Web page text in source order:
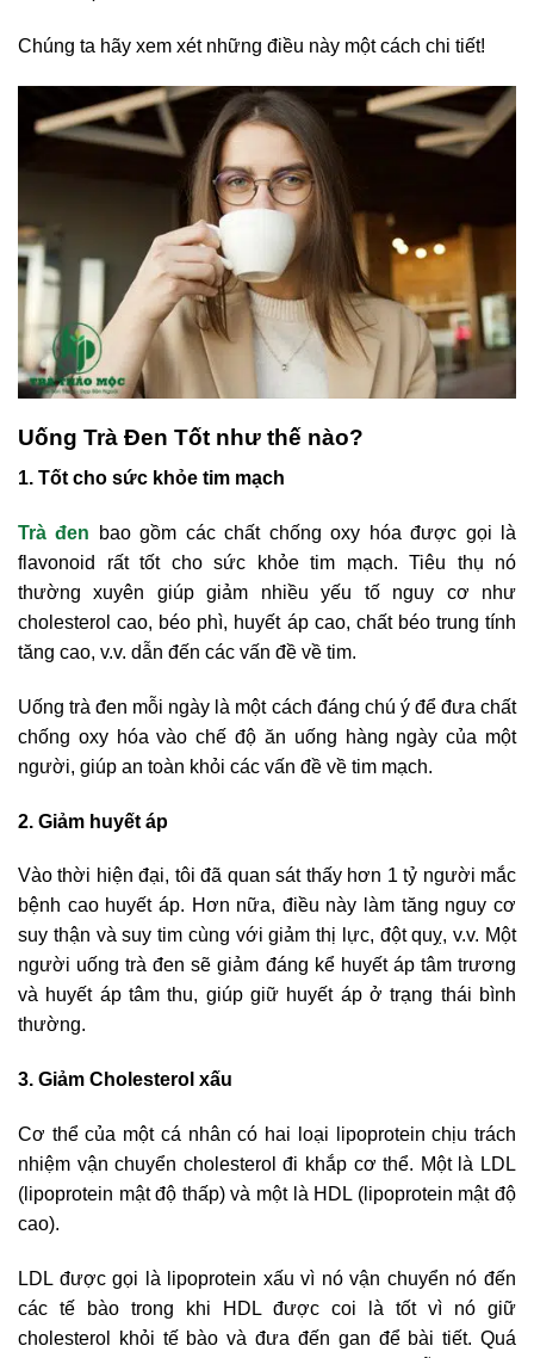
Chúng ta hãy xem xét những điều này một cách chi tiết!
Uống Trà Đen Tốt như thế nào?
1. Tốt cho sức khỏe tim mạch
Trà đen bao gồm các chất chống oxy hóa được gọi là
flavonoid rất tốt cho sức khỏe tim mạch. Tiêu thụ nó
thường xuyên giúp giảm nhiều yếu tố nguy cơ như
cholesterol cao, béo phì, huyết áp cao, chất béo trung tính
tăng cao, v.v. dẫn đến các vấn đề về tim.
Uống trà đen mỗi ngày là một cách đáng chú ý để đưa chất
chống oxy hóa vào chế độ ăn uống hàng ngày của một
người, giúp an toàn khỏi các vấn đề về tim mạch.
2. Giảm huyết áp
Vào thời hiện đại, tôi đã quan sát thấy hơn 1 tỷ người mắc
bệnh cao huyết áp. Hơn nữa, điều này làm tăng nguy cơ
suy thận và suy tim cùng với giảm thị lực, đột quỵ, v.v. Một
người uống trà đen sẽ giảm đáng kể huyết áp tâm trương
và huyết áp tâm thu, giúp giữ huyết áp ở trạng thái bình
thường.
3. Giảm Cholesterol xấu
Cơ thể của một cá nhân có hai loại lipoprotein chịu trách
nhiệm vận chuyển cholesterol đi khắp cơ thể. Một là LDL
(lipoprotein mật độ thấp) và một là HDL (lipoprotein mật độ
cao).
LDL được gọi là lipoprotein xấu vì nó vận chuyển nó đến
các tế bào trong khi HDL được coi là tốt vì nó giữ
cholesterol khỏi tế bào và đưa đến gan để bài tiết. Quá